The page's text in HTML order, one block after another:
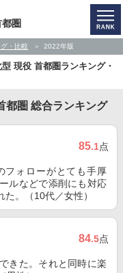
圏
・比較 2022年版
現役 首都圏ランキング・
都圏 総合ランキング
85.1点
フォローがとても手厚
ルなどで添削にも対応
。（10代／女性）
84.5点
きた。それと同時に楽